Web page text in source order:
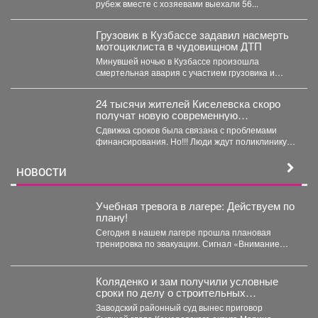
рубеж вместе с хозяевами выехали 56...
Грузовик в Кузбассе задавил насмерть
мотоциклиста в чудовищном ДТП
Минувшей ночью в Кузбассе произошла
смертельная авария с участием грузовика и
24 тысячи жителей Киселевска скоро
получат новую современную
поликлинику.
Сдвижка сроков была связана с проблемами
финансирования. Но!!! Люди ждут поликлинику,
НОВОСТИ
Учебная тревога в лагере: Действуем по
плану!
Сегодня в нашем лагере прошла плановая
тренировка по эвакуации. Сигнал «Внимание
Коляденко и зам получили условные
сроки по делу о строительных
махинациях
Заводский районный суд вынес приговор